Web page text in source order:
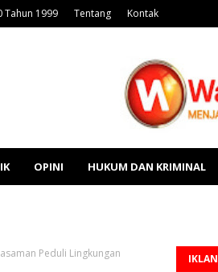
Tahun 1999 Tentang Kontak
OPINI HUKUM DAN KRIMINAL
Peduli Lingkungan IKLAN